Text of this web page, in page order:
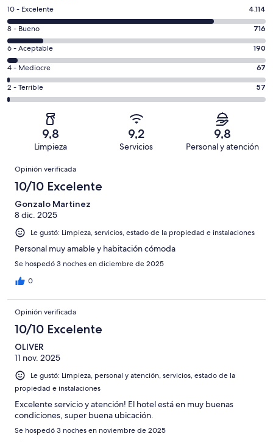
Evaluación:
10
-
Excelente.
4114
de
5144
opiniones
10 - Excelente 4.114
Evaluación:
8
-
Bueno.
716
de
opiniones
8 - Bueno 716
Evaluación:
6
-
Aceptable.
190
opiniones
6 - Aceptable 190
Evaluación:
4
-
4 - Mediocre 67
Evaluación:
2
5144
opiniones
2 - Terrible 57
9,8
Limpieza
9,2
Servicios
9,8
Personal y atención
Opiniones
Opinión verificada
10/10 Excelente
Gonzalo Martinez
8 dic. 2025
Le gustó: Limpieza, servicios, estado de la propiedad e instalaciones
Personal muy amable y habitación cómoda
Se hospedó 3 noches en diciembre de 2025
0
Opinión verificada
10/10 Excelente
OLIVER
11 nov. 2025
Le gustó: Limpieza, personal y atención, servicios, estado de la
propiedad e instalaciones
Excelente servicio y atención! El hotel está en muy buenas
condiciones, super buena ubicación.
Se hospedó 3 noches en noviembre de 2025